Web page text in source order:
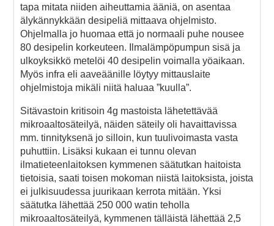
tapa mitata niiden aiheuttamia ääniä, on asentaa
älykännykkään desipeliä mittaava ohjelmisto.
Ohjelmalla jo huomaa että jo normaali puhe nousee
80 desipelin korkeuteen. Ilmalämpöpumpun sisä ja
ulkoyksikkö metelöi 40 desipelin voimalla yöaikaan.
Myös infra eli aaveäänille löytyy mittauslaite
ohjelmistoja mikäli niitä haluaa ”kuulla”.
Sitävastoin kritisoin 4g mastoista lähetettävää
mikroaaltosäteilyä, näiden säteily oli havaittavissa
mm. tinnityksenä jo silloin, kun tuulivoimasta vasta
puhuttiin. Lisäksi kukaan ei tunnu olevan
ilmatieteenlaitoksen kymmenen säätutkan haitoista
tietoisia, saati toisen mokoman niistä laitoksista, joista
ei julkisuudessa juurikaan kerrota mitään. Yksi
säätutka lähettää 250 000 watin teholla
mikroaaltosäteilyä, kymmenen tälläistä lähettää 2,5